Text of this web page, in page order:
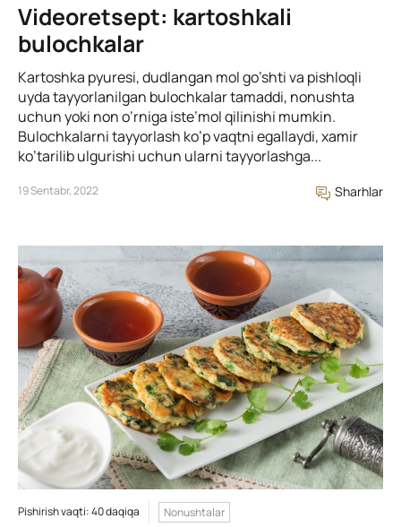
Videoretsept: kartoshkali
bulochkalar
Kartoshka pyuresi, dudlangan mol go’shti va pishloqli
uyda tayyorlanilgan bulochkalar tamaddi, nonushta
uchun yoki non o’rniga iste’mol qilinishi mumkin.
Bulochkalarni tayyorlash ko’p vaqtni egallaydi, xamir
ko’tarilib ulgurishi uchun ularni tayyorlashga...
19 Sentabr, 2022 Sharhlar
Pishirish vaqti: 40 daqiqa Nonushtalar